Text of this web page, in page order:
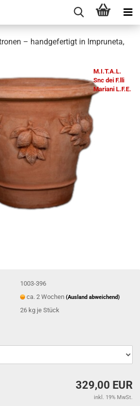
– handgefertigt in Impruneta,
M.I.T.A.L.
Snc dei F.lli
Mariani L.F.E.
1003-396
ca. 2 Wochen(Ausland abweichend)
26 kg je Stück
329,00 EUR
inkl. 19% MwSt.